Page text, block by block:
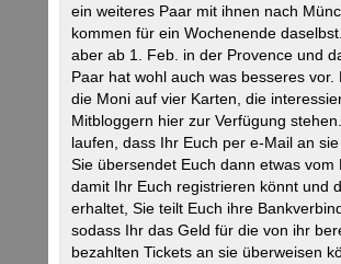
ein weiteres Paar mit ihnen nach
kommen für ein Wochenende
aber ab 1. Feb. in der Provence und
Paar hat wohl auch was besseres vor.
die Moni auf vier Karten, die
Mitbloggern hier zur Verfügung
laufen, dass Ihr Euch per e-Mail an sie
Sie übersendet Euch dann etwas vom
damit Ihr Euch registrieren könnt und
erhaltet, Sie teilt Euch ihre
sodass Ihr das Geld für die von ihr
bezahlten Tickets an sie überweisen